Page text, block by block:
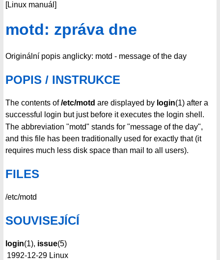
[Linux manuál]
motd: zpráva dne
Originální popis anglicky: motd - message of the day
POPIS / INSTRUKCE
The contents of/etc/motd are displayed by login(1) after a
successful login but just before it executes the login shell.
The abbreviation "motd" stands for "message of the day",
and this file has been traditionally used for exactly that (it
requires much less disk space than mail to all users).
FILES
/etc/motd
SOUVISEJÍCÍ
login(1), issue(5)
1992-12-29 Linux